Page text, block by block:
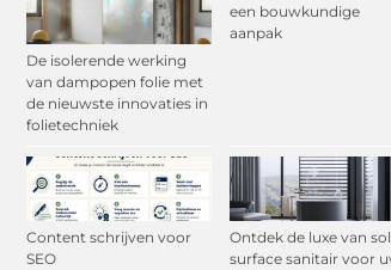
De isolerende werking
van dampopen folie met
de nieuwste innovaties in
folietechniek
een bouwkundige
aanpak
Content schrijven voor
SEO
Ontdek de luxe van
surface sanitair voor